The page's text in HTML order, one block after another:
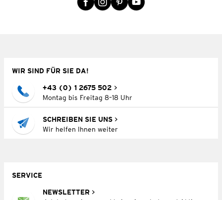
WIR SIND FÜR SIE DA!
+43 (0) 1 2675 502
Montag bis Freitag 8–18 Uhr
SCHREIBEN SIE UNS
Wir helfen Ihnen weiter
SERVICE
NEWSLETTER